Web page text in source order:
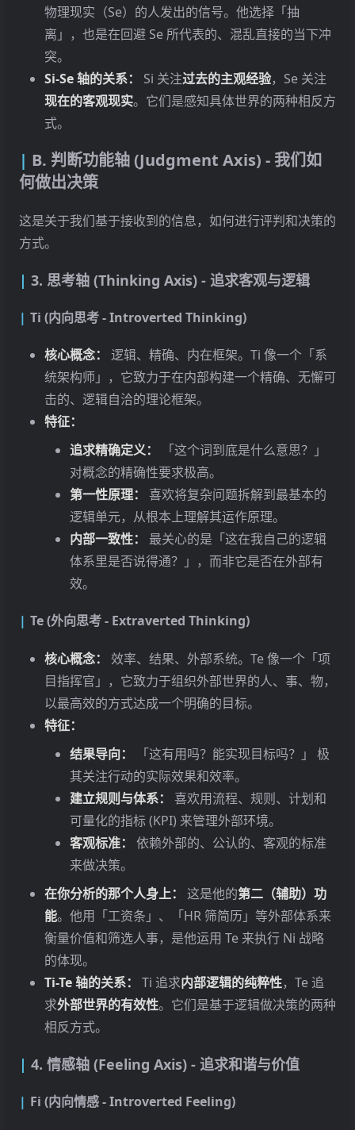
物理现实（Se）的人发出的信号。他选择「抽
离」，也是在回避 Se 所代表的、混乱直接的当下冲
突。
Si-Se 轴的关系：
Si 关注过去的主观经验，Se 关注
现在的客观现实。它们是感知具体世界的两种相反方
式。
B. 判断功能轴 (Judgment Axis) - 我们如
何做出决策
这是关于我们基于接收到的信息，如何进行评判和决策的
方式。
3. 思考轴 (Thinking Axis) - 追求客观与逻辑
Ti (内向思考 - Introverted Thinking)
核心概念：
逻辑、精确、内在框架。Ti 像一个「系
统架构师」，它致力于在内部构建一个精确、无懈可
击的、逻辑自洽的理论框架。
特征：
追求精确定义：
「这个词到底是什么意思？」
对概念的精确性要求极高。
第一性原理：
喜欢将复杂问题拆解到最基本的
逻辑单元，从根本上理解其运作原理。
内部一致性：
最关心的是「这在我自己的逻辑
体系里是否说得通？」，而非它是否在外部有
效。
Te (外向思考 - Extraverted Thinking)
核心概念：
效率、结果、外部系统。Te 像一个「项
目指挥官」，它致力于组织外部世界的人、事、物，
以最高效的方式达成一个明确的目标。
特征：
结果导向：
「这有用吗？能实现目标吗？」 极
其关注行动的实际效果和效率。
建立规则与体系：
喜欢用流程、规则、计划和
可量化的指标 (KPI) 来管理外部环境。
客观标准：
依赖外部的、公认的、客观的标准
来做决策。
在你分析的那个人身上：
这是他的第二（辅助）功
能。他用「工资条」、「HR 筛简历」等外部体系来
衡量价值和筛选人事，是他运用 Te 来执行 Ni 战略
的体现。
Ti-Te 轴的关系：
Ti 追求内部逻辑的纯粹性，Te 追
求外部世界的有效性。它们是基于逻辑做决策的两种
相反方式。
4. 情感轴 (Feeling Axis) - 追求和谐与价值
Fi (内向情感 - Introverted Feeling)